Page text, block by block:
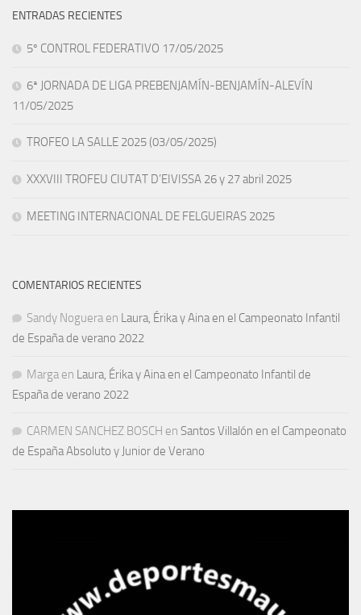
ENTRADAS RECIENTES
5º CONTROL FEDERATIVO 17/05/2025
6ª JORNADA DE LIGA PREBENJAMÍN-BENJAMÍN-ALEVÍN
11/05/2025
TROFEO LA SALLE 2025 (03/05/2025)
XXXVIII TROFEU CIUTAT D’EIVISSA 26 y 27 abril 2025
MEETING INTERNACIONAL DE FELGUEIRAS 2025
COMENTARIOS RECIENTES
Sandy Noguera en Laura, Érika y Aina en el Campeonato Infantil
de España de verano 2022
Marga en Laura, Érika y Aina en el Campeonato Infantil de
España de verano 2022
CARMEN SANCHEZ BOSCH en Santos Villalón en el Campeonato
de España Absoluto y Junior de Verano